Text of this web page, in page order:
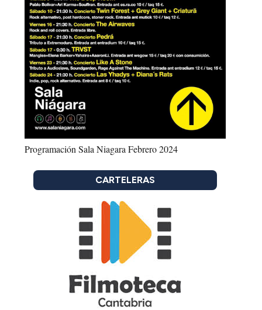
Programación Sala Niagara Febrero 2024
CARTELERAS